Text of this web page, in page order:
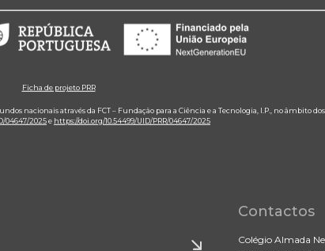
Ficha de projeto PRR
nacionais através da FCT – Fundação para a Ciência e a Tecnologia, I.P., no âmbito
04647/2025e https://doi.org/10.54499/UID/PRR/04647/2025
Contactos
Colégio Almada